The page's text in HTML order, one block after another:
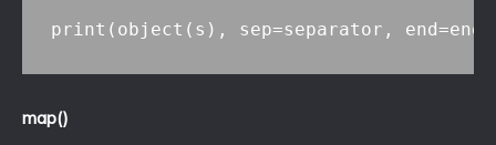
map()